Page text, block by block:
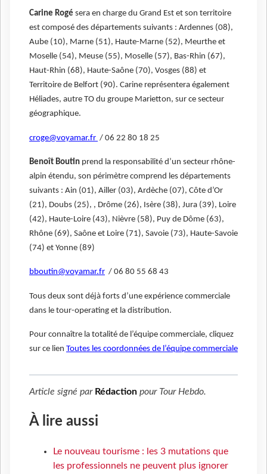
Carine Rogé sera en charge du Grand Est et son territoire
est composé des départements suivants : Ardennes (08),
Aube (10), Marne (51), Haute-Marne (52), Meurthe et
Moselle (54), Meuse (55), Moselle (57), Bas-Rhin (67),
Haut-Rhin (68), Haute-Saône (70), Vosges (88) et
Territoire de Belfort (90). Carine représentera également
Héliades, autre TO du groupe Marietton, sur ce secteur
géographique.
croge@voyamar.fr / 06 22 80 18 25
Benoît Boutin prend la responsabilité d’un secteur rhône-
alpin étendu, son périmètre comprend les départements
suivants : Ain (01), Ailler (03), Ardèche (07), Côte d’Or
(21), Doubs (25), , Drôme (26), Isère (38), Jura (39), Loire
(42), Haute-Loire (43), Nièvre (58), Puy de Dôme (63),
Rhône (69), Saône et Loire (71), Savoie (73), Haute-Savoie
(74) et Yonne (89)
bboutin@voyamar.fr / 06 80 55 68 43
Tous deux sont déjà forts d’une expérience commerciale
dans le tour-operating et la distribution.
Pour connaître la totalité de l’équipe commerciale, cliquez
sur ce lien Toutes les coordonnées de l’équipe commerciale
Article signé par Rédaction pour Tour Hebdo.
À lire aussi
Le nouveau tourisme : les 3 mutations que
les professionnels ne peuvent plus ignorer